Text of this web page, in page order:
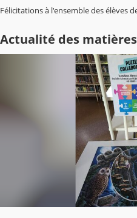
Félicitations à l'ensemble des élèves
Actualité des matières